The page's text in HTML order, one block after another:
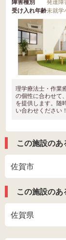
受け入れ年齢未就学
理学療法士・作業
の個性に合わせて
を提供します。随
い合わせください！
この施設の
佐賀市
この施設の
佐賀県